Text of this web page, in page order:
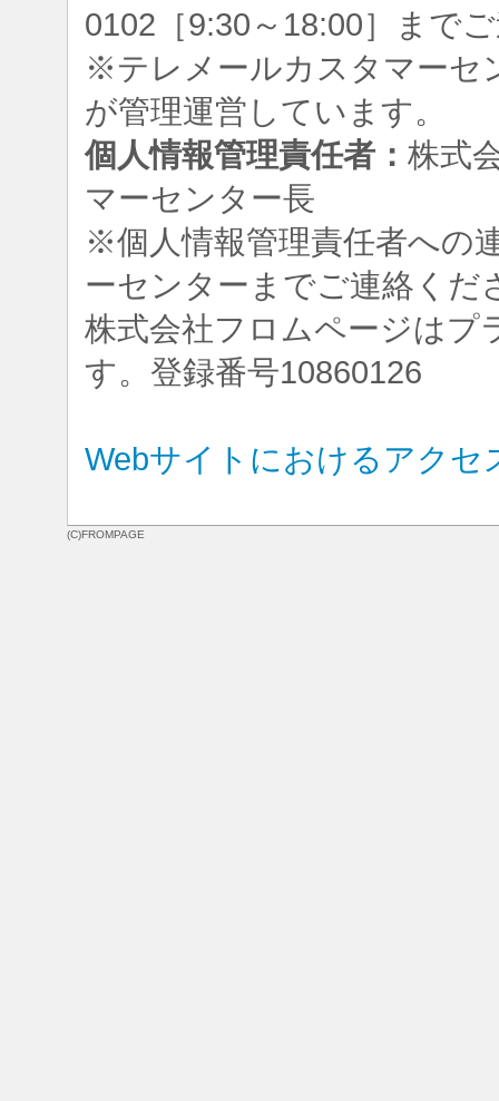
0102［9:30～18:00］まで
※テレメールカスタマーセ
が管理運営しています。
個人情報管理責任者： 株式
マーセンター長
※個人情報管理責任者への
ーセンターまでご連絡くだ
株式会社フロムページはプ
す。登録番号10860126
Webサイトにおけるアクセ
(C)FROMPAGE